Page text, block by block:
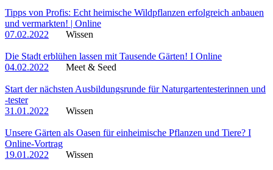
Tipps von Profis: Echt heimische Wildpflanzen erfolgreich anbauen
und vermarkten! | Online
07.02.2022
Wissen
Die Stadt erblühen lassen mit Tausende Gärten! I Online
04.02.2022
Meet & Seed
Start der nächsten Ausbildungsrunde für Naturgartentesterinnen und
-tester
31.01.2022
Wissen
Unsere Gärten als Oasen für einheimische Pflanzen und Tiere? I
Online-Vortrag
19.01.2022
Wissen